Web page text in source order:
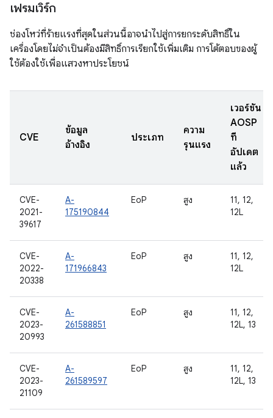
เฟรมเวิร์ก
ช่องโหว่ที่ร้ายแรงที่สุดในส่วนนี้อาจนำไปสู่การยกระดับสิทธิ์ใน
เครื่องโดยไม่จำเป็นต้องมีสิทธิ์การเรียกใช้เพิ่มเติม การโต้ตอบของผู้
ใช้ต้องใช้เพื่อแสวงหาประโยชน์
CVE
ข้อมูล
อ้างอิง
ประเภท
ความ
รุนแรง
เวอร์ชัน
AOSP
ที่
อัปเดต
แล้ว
CVE-
2021-
39617
A-
175190844
EoP สูง
11, 12,
12L
CVE-
2022-
20338
A-
171966843
EoP สูง
11, 12,
12L
CVE-
2023-
20993
A-
261588851
EoP สูง
11, 12,
12L, 13
CVE-
2023-
21109
A-
261589597
EoP สูง
11, 12,
12L, 13